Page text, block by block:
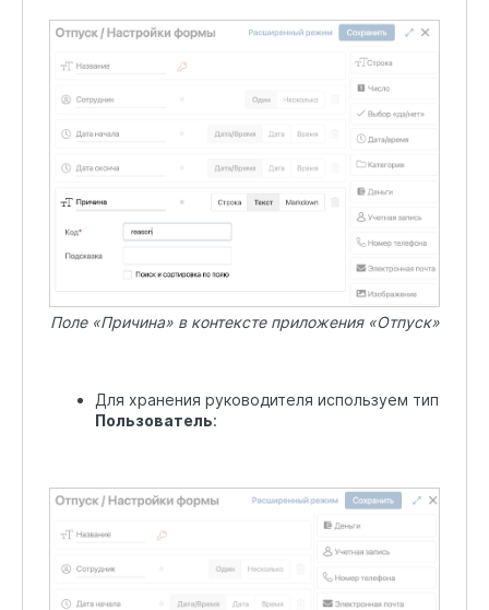
Поле «Причина» в контексте приложения «Отпуск»
Для хранения руководителя используем тип
Пользователь: